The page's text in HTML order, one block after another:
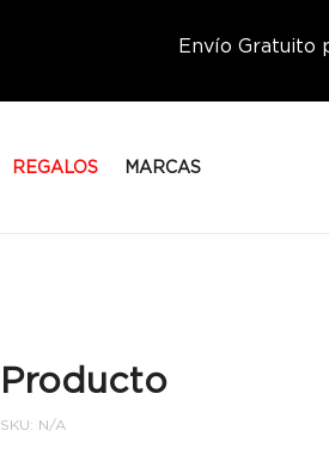
Envío Gratuito
REGALOS MARCAS
Producto
SKU: N/A